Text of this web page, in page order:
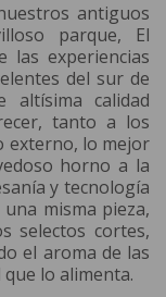
antiguos
parque, El
las experiencias
del sur de
altísima calidad
tanto a los
externo, lo mejor
horno a la
y tecnología
misma pieza,
selectos cortes,
el aroma de las
lo alimenta.